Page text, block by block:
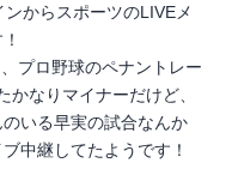
からスポーツのLIVEメ
プロ野球のペナントレー
かなりマイナーだけど、
いる早実の試合なんか
中継してたようです！